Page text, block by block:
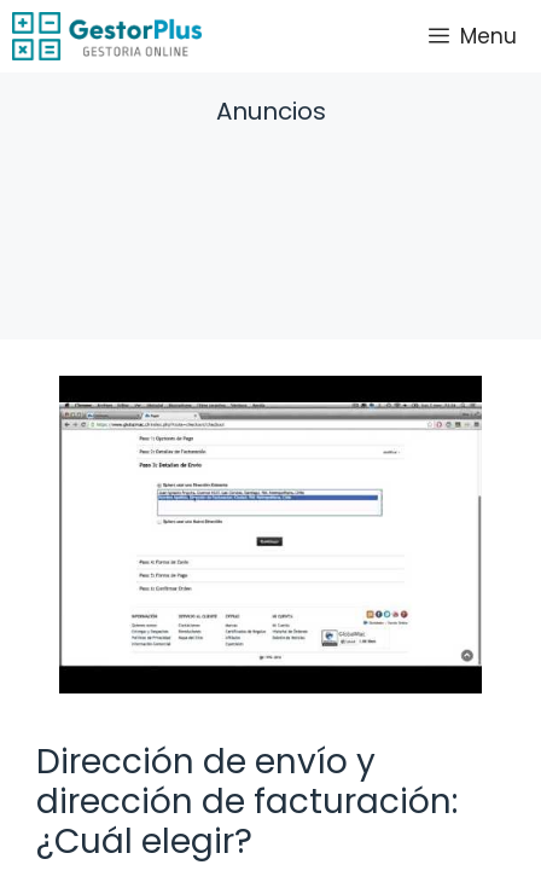
Saltar
al
Menu
Anuncios
Dirección de envío y
dirección de facturación:
¿Cuál elegir?